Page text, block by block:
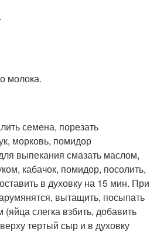
молока.
семена, порезать
морковь, помидор
выпекания смазать маслом,
кабачок, помидор, посолить,
в духовку на 15 мин. При
вытащить, посыпать
слегка взбить, добавить
тертый сыр и в духовку